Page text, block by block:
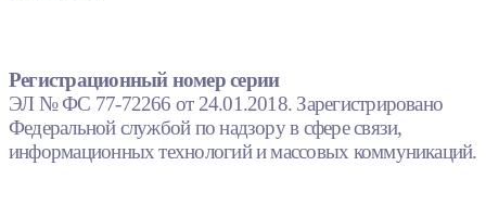
Регистрационный номер серии
ЭЛ № ФС 77-72266 от 24.01.2018. Зарегистрировано
Федеральной службой по надзору в сфере связи,
информационных технологий и массовых коммуникаций.